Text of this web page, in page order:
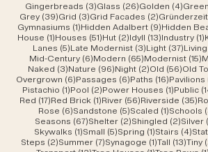
Gingerbreads (3)3 Beiträge
Glass (26)26 Beiträge
Golden (4)4
Green
Grey (39)39 Beiträge
Grid (3)3 Beiträge
Grid Facades (2)2 Beiträge
Gründerzeit
Gymnasiums (1)1 Beitrag
Hidden Adalbert (9)9 Beiträge
Hidden
House (1)1 Beitrag
Houses (51)51 Beiträge
Hut (2)2 Beiträge
Idyll (13)13 Beiträge
Industry (1)
Lanes (5)5 Beiträge
Late Modernist (3)3 Beiträge
Light (37)37
Living
Mid-Century (6)6 Beiträge
Modern (65)65 Beiträge
Modernist (15)
Naked (3)3 Beiträge
Nature (96)96 Beiträge
Night (2)2 Beiträge
Old (56)56
Old
Overgrown (6)6 Beiträge
Passages (6)6 Beiträge
Paths (16)16
Pavilions
Pistachio (1)1 Beitrag
Pool (2)2 Beiträge
Power Houses (1)1 Beitrag
Public
Red (17)17 Beiträge
Red Brick (1)1 Beitrag
River (56)56 Beiträge
Riverside (35)
Rose (6)6 Beiträge
Sandstone (5)5 Beiträge
Scaled (1)1 Beitrag
Schools
Seasons (67)67 Beiträge
Shelter (2)2 Beiträge
Shingled (2)2Silver
Skywalks (1)1 Beitrag
Small (5)5 Beiträge
Spring (1)1 Beitrag
Stairs (4)4
Steps (2)2 Beiträge
Summer (7)7 Beiträge
Synagoge (1)1 Beitrag
Tall (13)13
Tiny